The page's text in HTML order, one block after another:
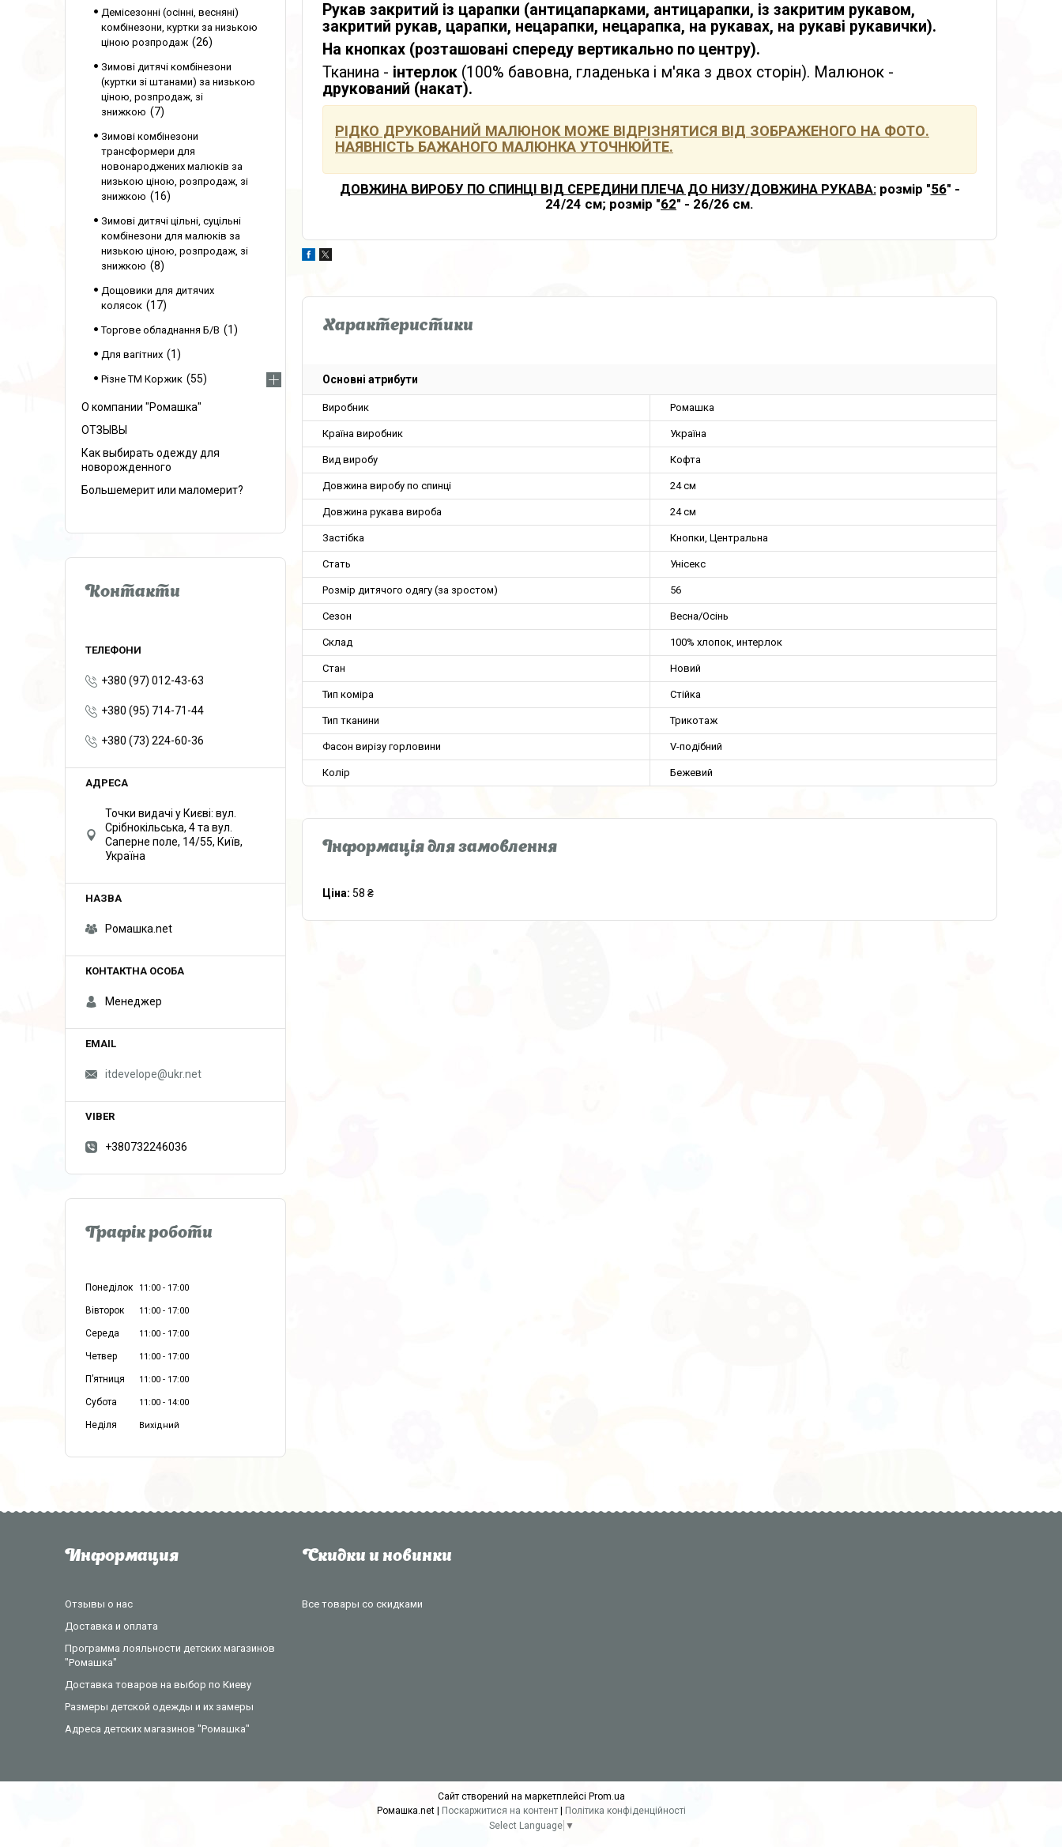
Рукав закритий із царапки (антицапарками, антицарапки, із закритим рукавом,
закритий рукав, царапки, нецарапки, нецарапка, на рукавах, на рукаві рукавички).
На кнопках (розташовані спереду вертикально по центру).
Тканина - інтерлок (100% бавовна, гладенька і м'яка з двох сторін). Малюнок -
друкований (накат).
РІДКО ДРУКОВАНИЙ МАЛЮНОК МОЖЕ ВІДРІЗНЯТИСЯ ВІД ЗОБРАЖЕНОГО НА ФОТО.
НАЯВНІСТЬ БАЖАНОГО МАЛЮНКА УТОЧНЮЙТЕ.
ДОВЖИНА ВИРОБУ ПО СПИНЦІ ВІД СЕРЕДИНИ ПЛЕЧА ДО НИЗУ/ДОВЖИНА РУКАВА:розмір "56" -
24/24 см; розмір "62" - 26/26 см.
Характеристики
Основні атрибути
Виробник Ромашка
Країна виробник Україна
Вид виробу Кофта
Довжина виробу по спинці 24 см
Довжина рукава вироба 24 см
Застібка Кнопки, Центральна
Стать Унісекс
Розмір дитячого одягу (за зростом) 56
Сезон Весна/Осінь
Склад 100% хлопок, интерлок
Стан Новий
Тип коміра Стійка
Тип тканини Трикотаж
Фасон вирізу горловини V-подібний
Колір Бежевий
Інформація для замовлення
Ціна: 58 ₴
Демісезонні (осінні, весняні)
комбінезони, куртки за низькою
ціною розпродаж
26
Зимові дитячі комбінезони
(куртки зі штанами) за низькою
ціною, розпродаж, зі
знижкою
7
Зимові комбінезони
трансформери для
новонароджених малюків за
низькою ціною, розпродаж, зі
знижкою
16
Зимові дитячі цільні, суцільні
комбінезони для малюків за
низькою ціною, розпродаж, зі
знижкою
8
Дощовики для дитячих
колясок
17
Торгове обладнання Б/В 1
Для вагітних 1
Різне ТМ Коржик 55
О компании "Ромашка"
ОТЗЫВЫ
Как выбирать одежду для
новорожденного
Большемерит или маломерит?
Контакти
+380 (97) 012-43-63
+380 (95) 714-71-44
+380 (73) 224-60-36
Точки видачі у Києві: вул.
Срібнокільська, 4 та вул.
Саперне поле, 14/55, Київ,
Україна
Ромашка.net
Менеджер
itdevelope@ukr.net
+380732246036
Графік роботи
Понеділок 11:00 17:00
Вівторок 11:00 17:00
Середа 11:00 17:00
Четвер 11:00 17:00
Пʼятниця 11:00 17:00
Субота 11:00 14:00
Неділя Вихідний
Информация
Отзывы о нас
Доставка и оплата
Программа лояльности детских магазинов
"Ромашка"
Доставка товаров на выбор по Киеву
Размеры детской одежды и их замеры
Адреса детских магазинов "Ромашка"
Скидки и новинки
Все товары со скидками
Сайт створений на маркетплейсі Prom.ua
Поскаржитися на контент
Політика конфіденційності
Select Language ▼